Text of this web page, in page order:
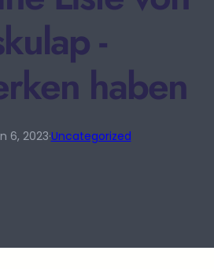
-
haben
6, 2023·Uncategorized